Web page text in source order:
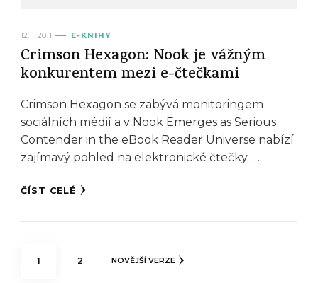
12. 1. 2011 E-KNIHY
Crimson Hexagon: Nook je vážným
konkurentem mezi e-čtečkami
Crimson Hexagon se zabývá monitoringem
sociálních médií a v Nook Emerges as Serious
Contender in the eBook Reader Universe nabízí
zajímavý pohled na elektronické čtečky. …
ČÍST CELÉ
Stránkování
STRÁNKA
1 STRÁNKA
2 NOVĚJŠÍ VERZE